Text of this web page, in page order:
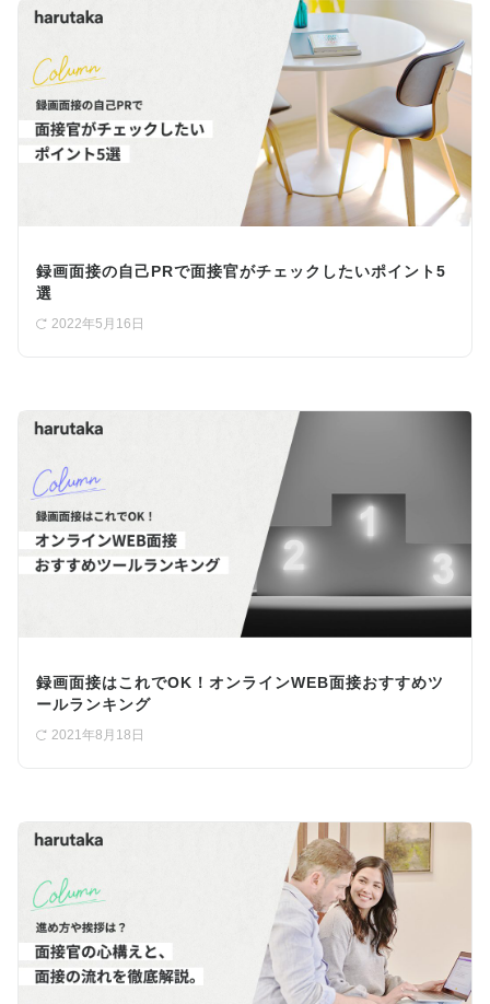
録画面接の自己PRで面接官がチェックしたいポイント5
選
2022年5月16日
録画面接はこれでOK！オンラインWEB面接おすすめツ
ールランキング
2021年8月18日